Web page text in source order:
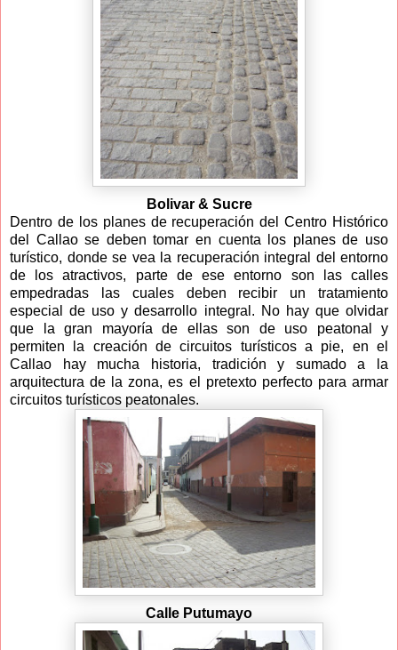
Bolivar & Sucre
Dentro de los planes de recuperación del Centro Histórico
del Callao se deben tomar en cuenta los planes de uso
turístico, donde se vea la recuperación integral del entorno
de los atractivos, parte de ese entorno son las calles
empedradas las cuales deben recibir un tratamiento
especial de uso y desarrollo integral. No hay que olvidar
que la gran mayoría de ellas son de uso peatonal y
permiten la creación de circuitos turísticos a pie, en el
Callao hay mucha historia, tradición y sumado a la
arquitectura de la zona, es el pretexto perfecto para armar
circuitos turísticos peatonales.
Calle Putumayo